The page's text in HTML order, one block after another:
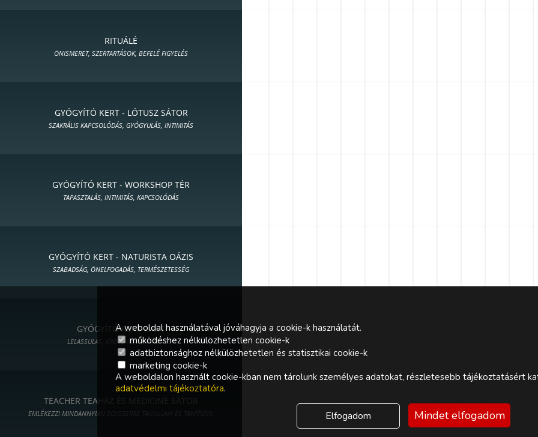
RITUÁLÉ
ÖNISMERET, SZERTARTÁSOK, BEFELÉ FIGYELÉS
GYÓGYÍTÓ KERT - LÓTUSZ SÁTOR
SZAKRÁLIS KAPCSOLÓDÁS, GYÓGYULÁS, INTIMITÁS
GYÓGYÍTÓ KERT - WORKSHOP TÉR
TAPASZTALÁS, INTIMITÁS, KAPCSOLÓDÁS
GYÓGYÍTÓ KERT - NATURISTA OÁZIS
SZABADSÁG, ÖNELFOGADÁS, TERMÉSZETESSÉG
GYÓGYÍTÓ KERT - ART
LELASSULÁS, KREATIVITÁS, MŰVÉSZET
TEACHER TEAHÁZ ÉS MEDICINE SÁTOR
EMLÉKEZZ! MINDANNYIAN EGYSZERRE TANULUNK ÉS TANÍTUNK.
A weboldal használatával jóváhagyja a cookie-k használatát.
működéshez nélkülözhetetlen cookie-k
adatbiztonsághoz nélkülözhetetlen és statisztikai cookie-k
marketing cookie-k
A weboldalon használt cookie-kban nem tárolunk személyes adatokat, részletesebb tájékoztatásért
adatvédelmi tájékoztatóra.
Elfogadom Mindet elfogadom